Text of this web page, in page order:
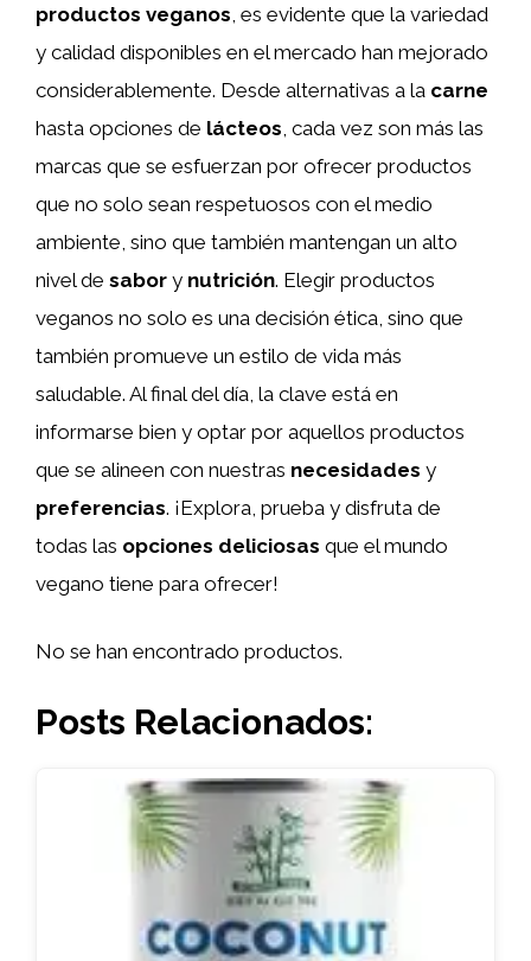
productos veganos , es evidente que la variedad
y calidad disponibles en el mercado han mejorado
considerablemente. Desde alternativas a la carne
hasta opciones de lácteos , cada vez son más las
marcas que se esfuerzan por ofrecer productos
que no solo sean respetuosos con el medio
ambiente, sino que también mantengan un alto
nivel de sabor y nutrición. Elegir productos
veganos no solo es una decisión ética, sino que
también promueve un estilo de vida más
saludable. Al final del día, la clave está en
informarse bien y optar por aquellos productos
que se alineen con nuestras necesidades y
preferencias. ¡Explora, prueba y disfruta de
todas las opciones deliciosas que el mundo
vegano tiene para ofrecer!
No se han encontrado productos.
Posts Relacionados: